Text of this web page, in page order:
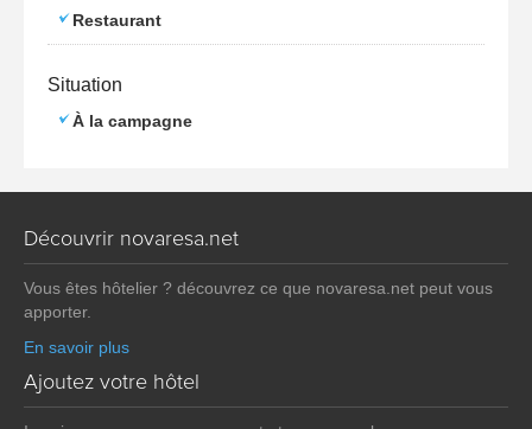
Restaurant
Situation
À la campagne
Découvrir novaresa.net
Vous êtes hôtelier ? découvrez ce que novaresa.net peut vous
apporter.
En savoir plus
Ajoutez votre hôtel